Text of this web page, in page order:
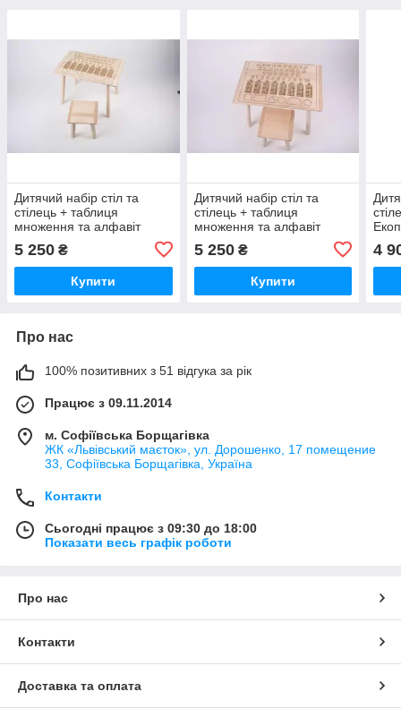
Дитячий набір стіл та
стілець + таблиця
множення та алфавіт
Дитячий набір стіл та
стілець + таблиця
5 250 ₴
Купити
Дитячий набір стіл та
стілець + таблиця
множення та алфавіт
Дитячий набір стіл та
стілець + таблиця
5 250₴
Купити
4
Про нас
100% позитивних з 51 відгука за рік
Працює з 09.11.2014
м. Софіївська Борщагівка
ЖК «Львівський маєток», ул. Дорошенко, 17 помещение
33, Софіївська Борщагівка, Україна
Контакти
Сьогодні працює з 09:30 до 18:00
Показати весь графік роботи
Про нас
Контакти
Доставка та оплата